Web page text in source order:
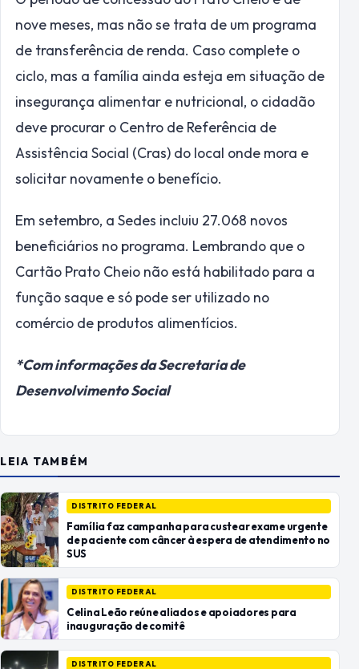
nove meses, mas não se trata de um programa
de transferência de renda. Caso complete o
ciclo, mas a família ainda esteja em situação de
insegurança alimentar e nutricional, o cidadão
deve procurar o Centro de Referência de
Assistência Social (Cras) do local onde mora e
solicitar novamente o benefício.
Em setembro, a Sedes incluiu 27.068 novos
beneficiários no programa. Lembrando que o
Cartão Prato Cheio não está habilitado para a
função saque e só pode ser utilizado no
comércio de produtos alimentícios.
*Com informações da Secretaria de
Desenvolvimento Social
LEIA TAMBÉM
DISTRITO FEDERAL
Família faz campanha para custear exame urgente
de paciente com câncer à espera de atendimento no
SUS
DISTRITO FEDERAL
Celina Leão reúne aliados e apoiadores para
inauguração de comitê
DISTRITO FEDERAL